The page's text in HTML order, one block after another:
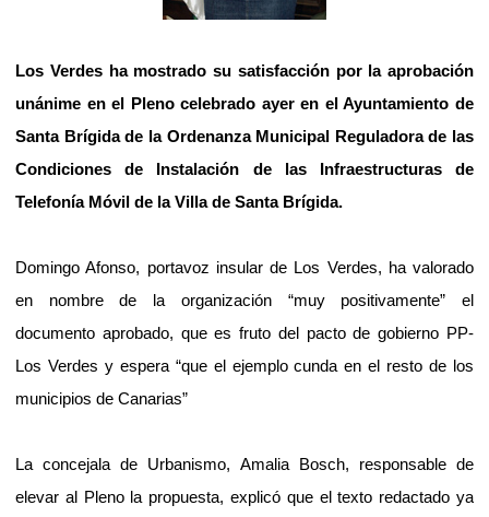
Los Verdes ha mostrado su satisfacción por la aprobación
unánime en el Pleno celebrado ayer en el Ayuntamiento de
Santa Brígida de la Ordenanza Municipal Reguladora de las
Condiciones de Instalación de las Infraestructuras de
Telefonía Móvil de la Villa de Santa Brígida.
Domingo Afonso, portavoz insular de Los Verdes, ha valorado
en nombre de la organización “muy positivamente” el
documento aprobado, que es fruto del pacto de gobierno PP-
Los Verdes y espera “que el ejemplo cunda en el resto de los
municipios de Canarias”
La concejala de Urbanismo, Amalia Bosch, responsable de
elevar al Pleno la propuesta, explicó que el texto redactado ya